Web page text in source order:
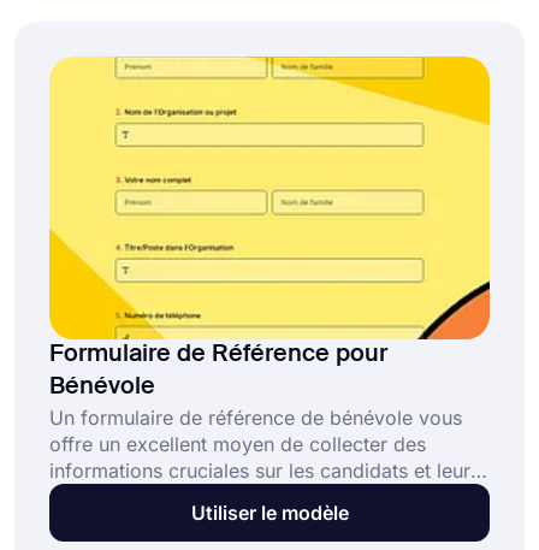
Formulaire de Référence pour
Bénévole
Un formulaire de référence de bénévole vous
offre un excellent moyen de collecter des
informations cruciales sur les candidats et leurs
qualifications, leurs compétences, leurs
caractéristiques et leurs succès. De plus, il aide
Utiliser le modèle